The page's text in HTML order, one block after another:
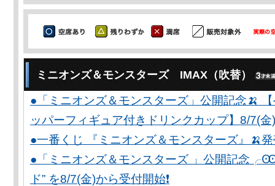
ミニオンズ＆モンスターズ IMAX（吹替）
●「ミニオンズ＆モンスターズ」公開記念🍌
ッパーフィギュア付きドリンクカップ】8/7(金
●一番くじ 『ミニオンズ＆モンスターズ』🍌
●「ミニオンズ＆モンスターズ 」公開記念
ド” を8/7(金)から受付開始❗️